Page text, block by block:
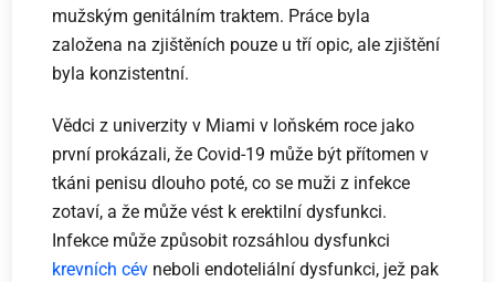
mužským genitálním traktem. Práce byla
založena na zjištěních pouze u tří opic, ale zjištění
byla konzistentní.
Vědci z univerzity v Miami v loňském roce jako
první prokázali, že Covid-19 může být přítomen v
tkáni penisu dlouho poté, co se muži z infekce
zotaví, a že může vést k erektilní dysfunkci.
Infekce může způsobit rozsáhlou dysfunkci
krevních cév neboli endoteliální dysfunkci, jež pak